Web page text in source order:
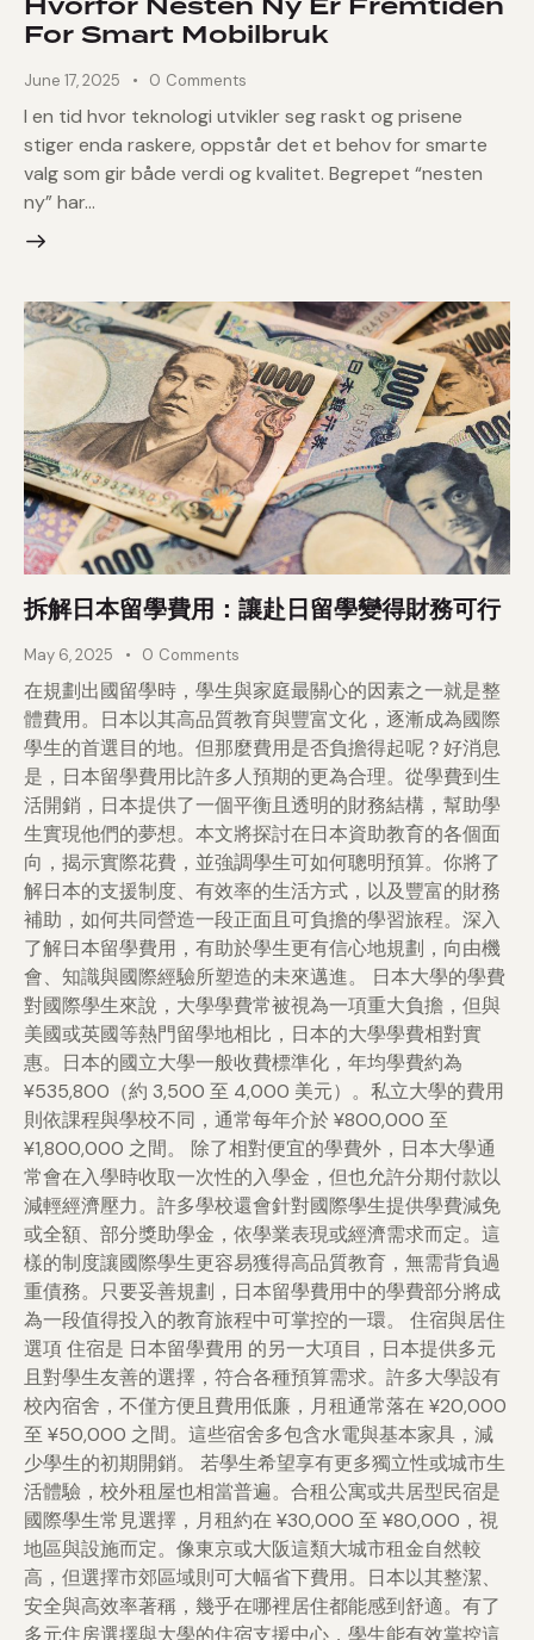
For Smart Mobilbruk
June 17, 2025 0 Comments
I en tid hvor teknologi utvikler seg raskt og prisene
stiger enda raskere, oppstår det et behov for smarte
valg som gir både verdi og kvalitet. Begrepet “nesten
ny” har…
拆解日本留學費用：讓赴日留學變得財務可行
May 6, 2025 0 Comments
在規劃出國留學時，學生與家庭最關心的因素之一就是整
體費用。日本以其高品質教育與豐富文化，逐漸成為國際
學生的首選目的地。但那麼費用是否負擔得起呢？好消息
是，日本留學費用比許多人預期的更為合理。從學費到生
活開銷，日本提供了一個平衡且透明的財務結構，幫助學
生實現他們的夢想。本文將探討在日本資助教育的各個面
向，揭示實際花費，並強調學生可如何聰明預算。你將了
解日本的支援制度、有效率的生活方式，以及豐富的財務
補助，如何共同營造一段正面且可負擔的學習旅程。深入
了解日本留學費用，有助於學生更有信心地規劃，向由機
會、知識與國際經驗所塑造的未來邁進。 日本大學的學費
對國際學生來說，大學學費常被視為一項重大負擔，但與
美國或英國等熱門留學地相比，日本的大學學費相對實
惠。日本的國立大學一般收費標準化，年均學費約為
¥535,800（約 3,500 至 4,000 美元）。私立大學的費用
則依課程與學校不同，通常每年介於 ¥800,000 至
¥1,800,000 之間。 除了相對便宜的學費外，日本大學通
常會在入學時收取一次性的入學金，但也允許分期付款以
減輕經濟壓力。許多學校還會針對國際學生提供學費減免
或全額、部分獎助學金，依學業表現或經濟需求而定。這
樣的制度讓國際學生更容易獲得高品質教育，無需背負過
重債務。只要妥善規劃，日本留學費用中的學費部分將成
為一段值得投入的教育旅程中可掌控的一環。 住宿與居住
選項 住宿是 日本留學費用 的另一大項目，日本提供多元
且對學生友善的選擇，符合各種預算需求。許多大學設有
校內宿舍，不僅方便且費用低廉，月租通常落在 ¥20,000
至 ¥50,000 之間。這些宿舍多包含水電與基本家具，減
少學生的初期開銷。 若學生希望享有更多獨立性或城市生
活體驗，校外租屋也相當普遍。合租公寓或共居型民宿是
國際學生常見選擇，月租約在 ¥30,000 至 ¥80,000，視
地區與設施而定。像東京或大阪這類大城市租金自然較
高，但選擇市郊區域則可大幅省下費用。日本以其整潔、
安全與高效率著稱，幾乎在哪裡居住都能感到舒適。有了